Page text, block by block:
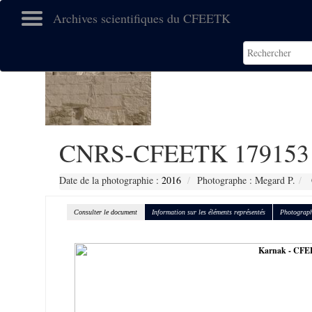
Archives scientifiques du CFEETK
CNRS-CFEETK 179153
Date de la photographie : 2016 Photographe : Megard P.
Consulter le document Information sur les éléments représentés